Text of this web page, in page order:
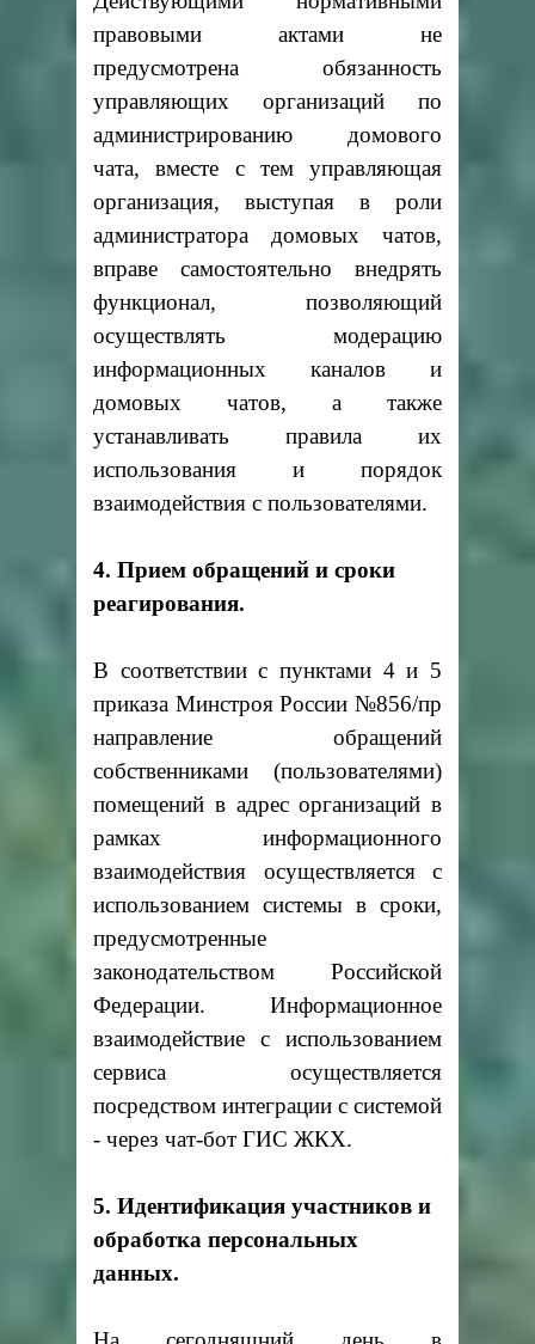
правовыми актами не
предусмотрена обязанность
управляющих организаций по
администрированию домового
чата, вместе с тем управляющая
организация, выступая в роли
администратора домовых чатов,
вправе самостоятельно внедрять
функционал, позволяющий
осуществлять модерацию
информационных каналов и
домовых чатов, а также
устанавливать правила их
использования и порядок
взаимодействия с пользователями.
4. Прием обращений и сроки
реагирования.
В соответствии с пунктами 4 и 5
приказа Минстроя России №856/пр
направление обращений
собственниками (пользователями)
помещений в адрес организаций в
рамках информационного
взаимодействия осуществляется с
использованием системы в сроки,
предусмотренные
законодательством Российской
Федерации. Информационное
взаимодействие с использованием
сервиса осуществляется
посредством интеграции с системой
- через чат-бот ГИС ЖКХ.
5. Идентификация участников и
обработка персональных
данных.